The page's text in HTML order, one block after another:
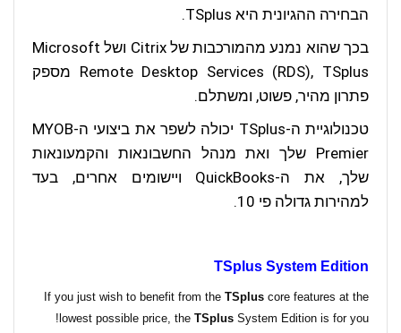
הבחירה ההגיונית היא TSplus.
בכך שהוא נמנע מהמורכבות של Citrix ושל Microsoft
Remote Desktop Services (RDS), TSplus מספק
פתרון מהיר, פשוט, ומשתלם.
טכנולוגיית ה-TSplus יכולה לשפר את ביצועי ה-MYOB
Premier שלך ואת מנהל החשבונאות והקמעונאות
שלך, את ה-QuickBooks ויישומים אחרים, בעד
למהירות גדולה פי 10.
TSplus System Edition
If you just wish to benefit from the TSplus core features at the
lowest possible price, the TSplus System Edition is for you!